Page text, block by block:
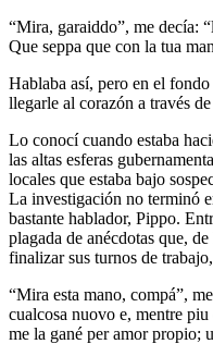
“Mira, garaiddo”, me decía:
Que seppa que con la tua
Hablaba así, pero en el
llegarle al corazón a través
Lo conocí cuando estaba
las altas esferas
locales que estaba bajo
La investigación no terminó
bastante hablador, Pippo.
plagada de anécdotas que,
finalizar sus turnos de
“Mira esta mano, compá”,
cualcosa nuovo e, mentre
me la gané per amor propio;